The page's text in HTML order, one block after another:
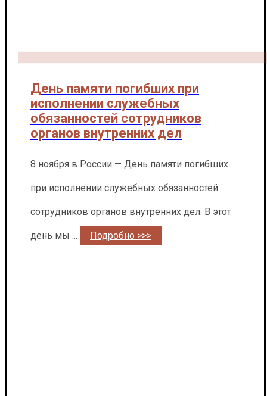
День памяти погибших при
исполнении служебных
обязанностей сотрудников
органов внутренних дел
8 ноября в России — День памяти погибших
при исполнении служебных обязанностей
сотрудников органов внутренних дел. В этот
день мы ... Подробно >>>